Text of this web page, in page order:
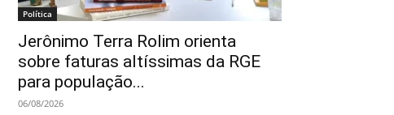
Política
Jerônimo Terra Rolim orienta
sobre faturas altíssimas da RGE
para população...
06/08/2026